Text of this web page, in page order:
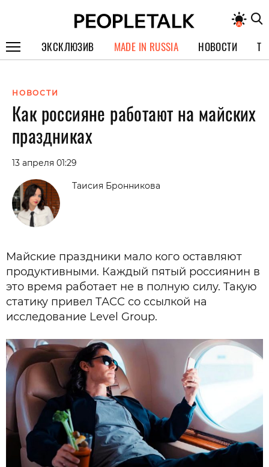
ЭКСКЛЮЗИВ
СПЕЦПРОЕКТЫ
ИНТЕРВЬЮ
ПОКОЛЕНИЕ
MADE IN RUSSIA НОВОСТИ
НОВОСТИ
Как россияне работают на майских
праздниках
13 апреля 01:29
Таисия Бронникова
Майские праздники мало кого оставляют
продуктивными. Каждый пятый россиянин в
это время работает не в полную силу. Такую
статику привел ТАСС со ссылкой на
исследование Level Group.